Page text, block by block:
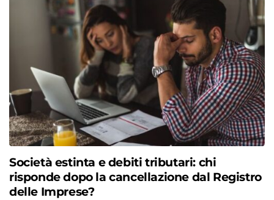
Società estinta e debiti tributari: chi
risponde dopo la cancellazione dal Registro
delle Imprese?